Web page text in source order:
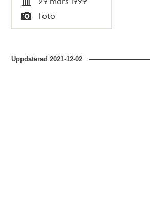
Tid
Typ
Foto
Uppdaterad2021-12-02